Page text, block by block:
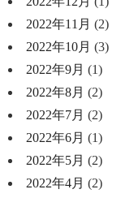
2022年11月 (2)
2022年10月 (3)
2022年9月 (1)
2022年8月 (2)
2022年7月 (2)
2022年6月 (1)
2022年5月 (2)
2022年4月 (2)